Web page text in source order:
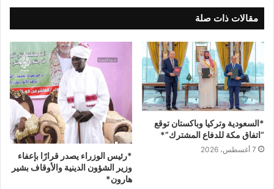
مقالات ذات صلة
*السعودية وتركيا وباكستان توقع
“اتفاق مكة للدفاع المشترك”*
7 أغسطس، 2026
*رئيس الوزراء يصدر قرارًا بإعفاء
وزير الشؤون الدينية والأوقاف بشير
هارون*